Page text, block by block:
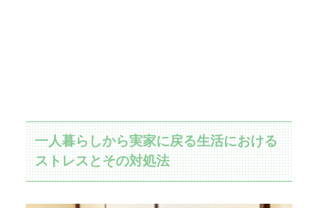
一人暮らしから実家に戻る生活における
ストレスとその対処法